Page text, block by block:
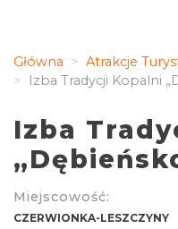
Główna
Atrakcje
Izba Tradycji Kopalni
Izba
Miejscowość:
CZERWIONKA-LESZCZYNY